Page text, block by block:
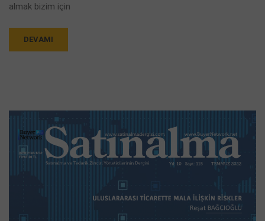
almak bizim için
DEVAMI